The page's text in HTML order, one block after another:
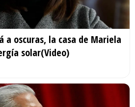
a oscuras, la casa de Mariela
solar(Video)